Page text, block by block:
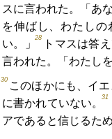
スに言われた。「あ
を伸ばし、わたし
い。」
28
トマスは答
言われた。「わたし
30
このほかにも、イ
に書かれていない。
31
アであると信じるた